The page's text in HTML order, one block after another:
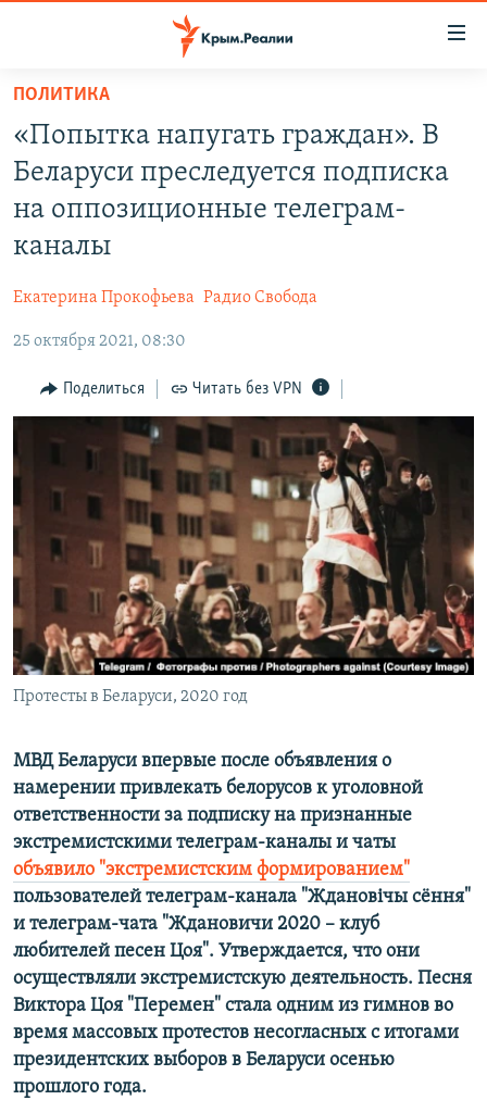
Вернуться
основному
содержанию
Вернутся
главной
ВернутсяИНТЕРАКТИВ
ИНФОГРАФИКА
ТЕЛЕПРОЕКТ КРЫМ.РЕАЛИИ
СОВЕТЫ ПРАВОЗАЩИТНИКОВ
ПРОПАВШИЕ БЕЗ ВЕСТИ
ПОБЕДИТЕЛЕЙ НЕ СУДЯТ?
КРЫМ.НЕПОКОРЕННЫЙ
ELIFBE
УКРАИНСКАЯ ПРОБЛЕМА КРЫМА
РАДІО СВОБОДА
КАК ОБОЙТИ БЛОКИРОВКУ
Qırımtatar
ПРИСОЕДИНЯЙТЕСЬ!
Все сайты RFE/RL
ПОЛИТИКА
«Попытка напугать граждан». В
Беларуси преследуется подписка
на оппозиционные телеграм-
каналы
Екатерина Прокофьева Радио Свобода
25 октября 2021, 08:30
Поделиться Читать без VPN
Протесты в Беларуси, 2020 год
МВД Беларуси впервые после объявления о
намерении привлекать белорусов к уголовной
ответственности за подписку на признанные
экстремистскими телеграм-каналы и чаты
объявило "экстремистским формированием"
пользователей телеграм-канала "Ждановічы сёння"
и телеграм-чата "Ждановичи 2020 – клуб
любителей песен Цоя". Утверждается, что они
осуществляли экстремистскую деятельность. Песня
Виктора Цоя "Перемен" стала одним из гимнов во
время массовых протестов несогласных с итогами
президентских выборов в Беларуси осенью
прошлого года.